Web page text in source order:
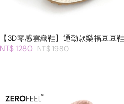
【3D零感雲織鞋】通勤款樂福豆豆鞋
NT$ 1280 NT$ 1980